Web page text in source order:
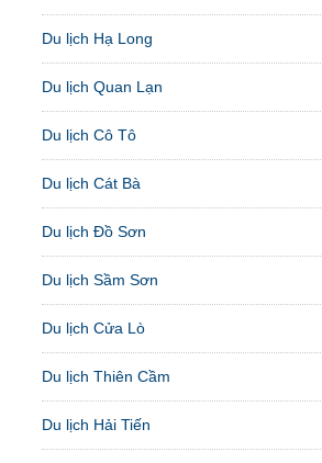
Du lịch Hạ Long
Du lịch Quan Lạn
Du lịch Cô Tô
Du lịch Cát Bà
Du lịch Đồ Sơn
Du lịch Sầm Sơn
Du lịch Cửa Lò
Du lịch Thiên Cầm
Du lịch Hải Tiến